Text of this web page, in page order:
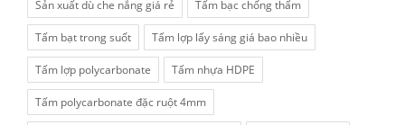
Sản xuất dù che nắng giá rẻ Tấm bạc chống thấm
Tấm bạt trong suốt Tấm lợp lấy sáng giá bao nhiều
Tấm lợp polycarbonate Tấm nhựa HDPE
Tấm polycarbonate đặc ruột 4mm